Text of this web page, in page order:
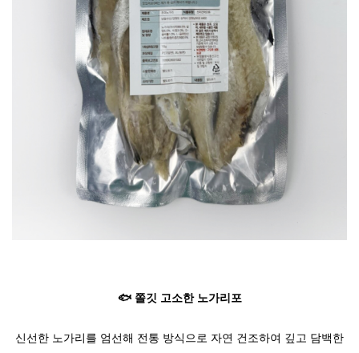
🐟 쫄깃 고소한 노가리포
신선한 노가리를 엄선해 전통 방식으로 자연 건조하여 깊고 담백한